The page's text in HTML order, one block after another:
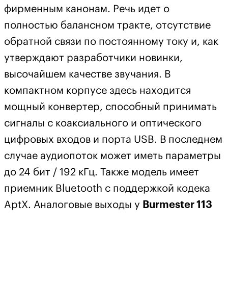
фирменным канонам. Речь идет о
полностью балансном тракте, отсутствие
обратной связи по постоянному току и, как
утверждают разработчики новинки,
высочайшем качестве звучания. В
компактном корпусе здесь находится
мощный конвертер, способный принимать
сигналы с коаксиального и оптического
цифровых входов и порта USB. В последнем
случае аудиопоток может иметь параметры
до 24 бит / 192 кГц. Также модель имеет
приемник Bluetooth с поддержкой кодека
AptX. Аналоговые выходы у Burmester 113